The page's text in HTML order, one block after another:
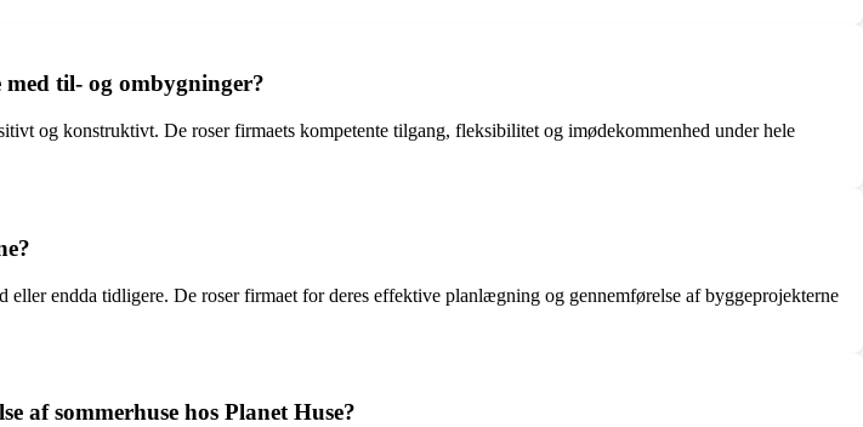
til- og ombygninger?
og konstruktivt. De roser firmaets kompetente tilgang, fleksibilitet og imødekommenhed under hele
endda tidligere. De roser firmaet for deres effektive planlægning og gennemførelse af byggeprojekterne
af sommerhuse hos Planet Huse?